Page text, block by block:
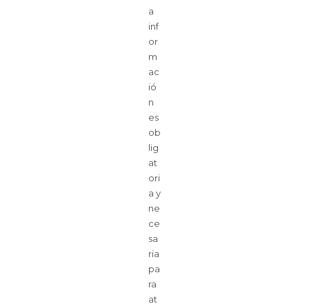
a
inf
or
m
ac
ió
n
es
ob
lig
at
ori
a y
ne
ce
sa
ria
pa
ra
at